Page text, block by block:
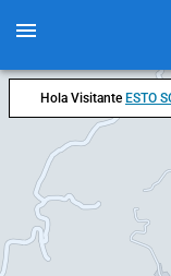
Hola Visitante ESTO